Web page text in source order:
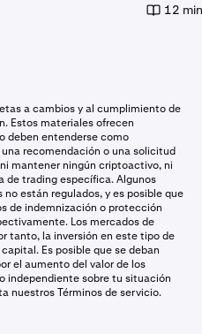
12
a cambios y al cumplimiento de
Estos materiales ofrecen
deben entenderse como
recomendación o una solicitud
mantener ningún criptoactivo, ni
de trading específica. Algunos
están regulados, y es posible que
de indemnización o protección
Los mercados de
tanto, la inversión en este tipo de
Es posible que se deban
el aumento del valor de los
independiente sobre tu situación
nuestros Términos de servicio.